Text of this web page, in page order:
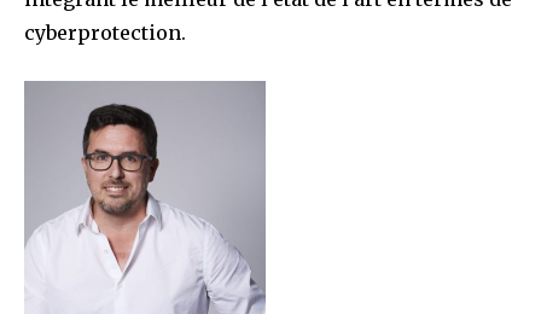
cyberprotection.